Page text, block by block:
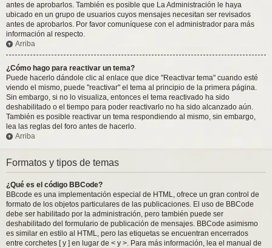
antes de aprobarlos. También es posible que La Administración le haya
ubicado en un grupo de usuarios cuyos mensajes necesitan ser revisados
antes de aprobarlos. Por favor comuníquese con el administrador para más
información al respecto.
Arriba
¿Cómo hago para reactivar un tema?
Puede hacerlo dándole clic al enlace que dice "Reactivar tema" cuando esté
viendo el mismo, puede "reactivar" el tema al principio de la primera página.
Sin embargo, si no lo visualiza, entonces el tema reactivado ha sido
deshabilitado o el tiempo para poder reactivarlo no ha sido alcanzado aún.
También es posible reactivar un tema respondiendo al mismo, sin embargo,
lea las reglas del foro antes de hacerlo.
Arriba
Formatos y tipos de temas
¿Qué es el código BBCode?
BBcode es una implementación especial de HTML, ofrece un gran control de
formato de los objetos particulares de las publicaciones. El uso de BBCode
debe ser habilitado por la administración, pero también puede ser
deshabilitado del formulario de publicación de mensajes. BBCode asimismo
es similar en estilo al HTML, pero las etiquetas se encuentran encerrados
entre corchetes [ y ] en lugar de < y >. Para más información, lea el manual de